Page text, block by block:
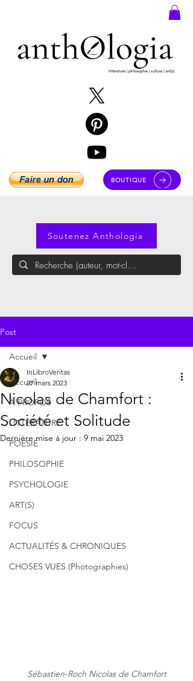
BOUTIQUE
Soutenez Anthologia
Post
Accueil
À PROPOS
LITTÉRATURE
POÉSIE
PHILOSOPHIE
PSYCHOLOGIE
ART(S)
FOCUS
ACTUALITÉS & CHRONIQUES
CHOSES VUES (Photographies)
Accueil
Nicolas de Chamfort :
Société et Solitude
InLibroVeritas
27 mars 2023
Dernière mise à jour : 9 mai 2023
Sébastien-Roch Nicolas de Chamfort